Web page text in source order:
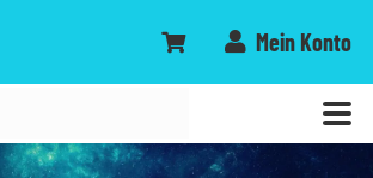
Mein Konto